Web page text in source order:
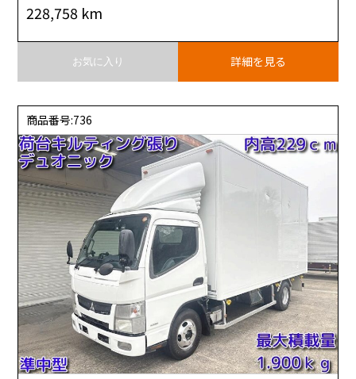
228,758 km
お気に入り 詳細を見る
商品番号:736